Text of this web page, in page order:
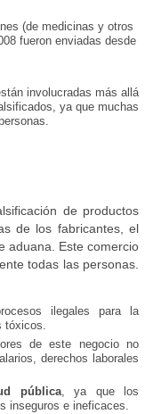
(de medicinas y otros
fueron enviadas desde
involucradas más allá
ya que muchas
de productos
de los fabricantes, el
aduana. Este comercio
todas las personas.
ilegales para la
tóxicos.
de este negocio no
derechos laborales
pública, ya que los
inseguros e ineficaces.